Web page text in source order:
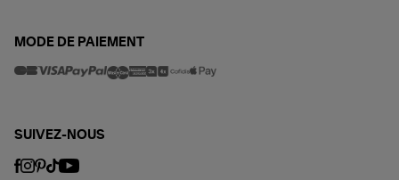
MODE DE PAIEMENT
SUIVEZ-NOUS